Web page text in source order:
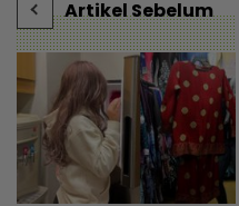
Artikel Sebelum